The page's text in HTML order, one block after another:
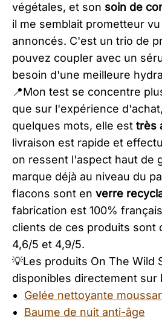
végétales, et son soin de
il me semblait prometteur
annoncés. C'est un trio de
pouvez coupler avec un
besoin d'une meilleure
​​📍Mon test se concentre
que sur l'expérience
quelques mots, elle est très
livraison est rapide et
on ressent l'aspect haut de
marque déjà au niveau du
flacons sont en verre
fabrication est 100%
clients de ces produits sont
4,6/5 et 4,9/5.
​💡Les produits On The Wild
disponibles directement sur
Gelée nettoyante
Baume de nuit anti-âge